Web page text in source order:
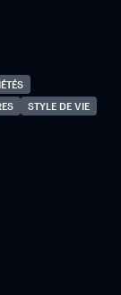
STYLE DE VIE